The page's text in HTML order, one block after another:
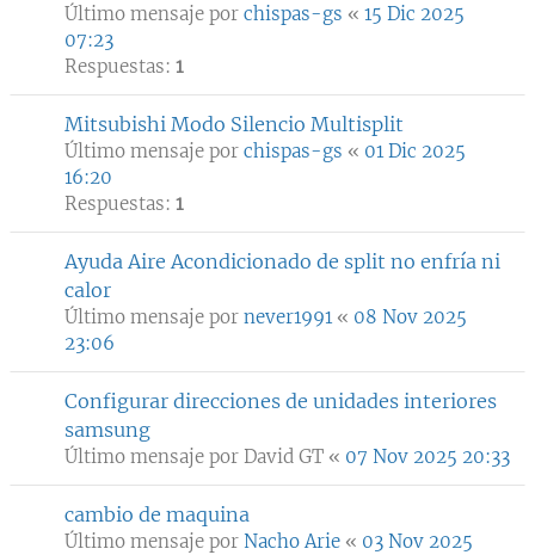
Último mensaje por chispas-gs « 15 Dic 2025
07:23
Respuestas: 1
Mitsubishi Modo Silencio Multisplit
Último mensaje por chispas-gs « 01 Dic 2025
16:20
Respuestas: 1
Ayuda Aire Acondicionado de split no enfría ni
calor
Último mensaje por never1991« 08 Nov 2025
23:06
Configurar direcciones de unidades interiores
samsung
Último mensaje por David GT « 07 Nov 2025 20:33
cambio de maquina
Último mensaje por Nacho Arie « 03 Nov 2025